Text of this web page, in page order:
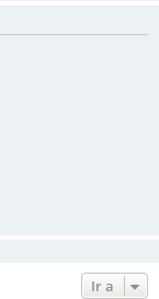
Ir a